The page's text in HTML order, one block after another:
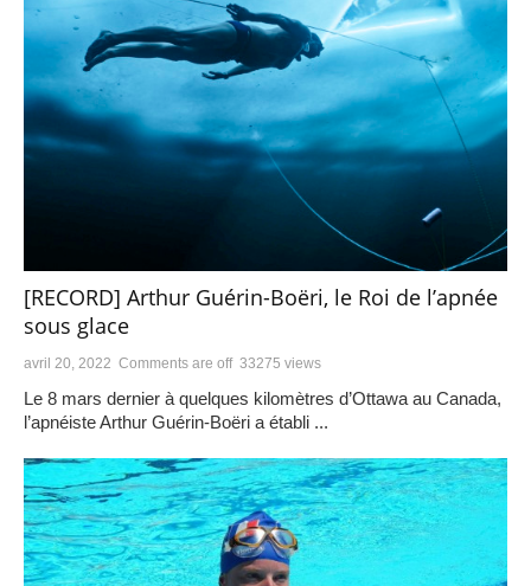
[RECORD] Arthur Guérin-Boëri, le Roi de l’apnée
sous glace
avril 20, 2022 Comments are off 33275 views
Le 8 mars dernier à quelques kilomètres d’Ottawa au Canada,
l’apnéiste Arthur Guérin-Boëri a établi ...